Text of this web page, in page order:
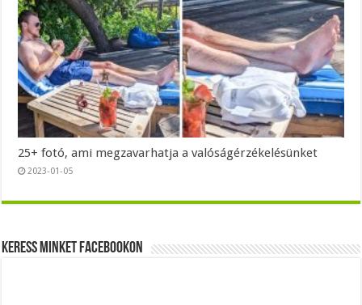
25+ fotó, ami megzavarhatja a valóságérzékelésünket
2023-01-05
Keress minket Facebookon